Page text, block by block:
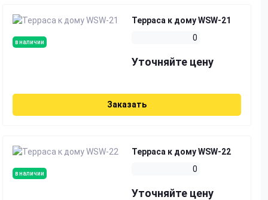
в наличии
Терраса к дому WSW-21
0
Уточняйте цену
Заказать
в наличии
Терраса к дому WSW-22
0
Уточняйте цену